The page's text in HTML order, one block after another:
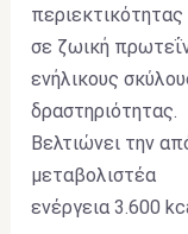
περιεκτικότητας
σε ζωική
ενήλικους
δραστηριότητας.
Βελτιώνει την
μεταβολιστέα
ενέργεια 3.600